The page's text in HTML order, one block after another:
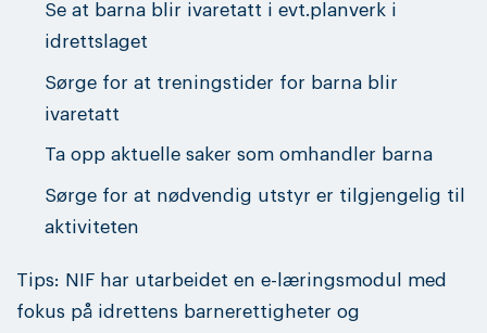
Se at barna blir ivaretatt i evt.planverk i
idrettslaget
Sørge for at treningstider for barna blir
ivaretatt
Ta opp aktuelle saker som omhandler barna
Sørge for at nødvendig utstyr er tilgjengelig til
aktiviteten
Tips: NIF har utarbeidet en e-læringsmodul med
fokus på idrettens barnerettigheter og